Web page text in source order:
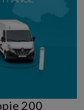
200